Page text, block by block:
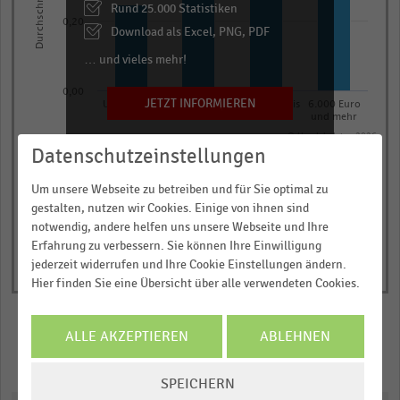
categories.
axis
displaying
Durchschnittliche
Ausgaben
für
Weihnachtsgeschenke
Range:
Unter 2.000
2.000 Euro bis4.000 Euro bis
6.000 Euro
und mehr
0,00
0,20
© Handelsdaten 2026
chart
Rund 25.000 Statistiken
Download als Excel, PNG, PDF
… und vieles mehr!
JETZT INFORMIEREN
Merken Teilen
Datenschutzeinstellungen
Um unsere Webseite zu betreiben und für Sie optimal zu
gestalten, nutzen wir Cookies. Einige von ihnen sind
notwendig, andere helfen uns unsere Webseite und Ihre
Erfahrung zu verbessern. Sie können Ihre Einwilligung
jederzeit widerrufen und Ihre Cookie Einstellungen ändern.
Hier finden Sie eine Übersicht über alle verwendeten Cookies.
ALLE AKZEPTIEREN ABLEHNEN
SPEICHERN